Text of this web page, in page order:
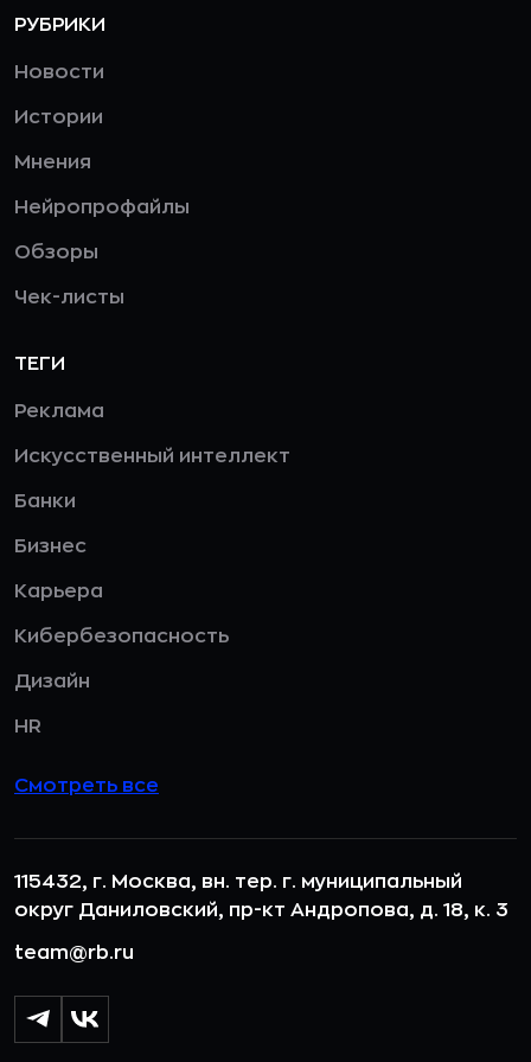
РУБРИКИ
Новости
Истории
Мнения
Нейропрофайлы
Обзоры
Чек-листы
ТЕГИ
Реклама
Искусственный интеллект
Банки
Бизнес
Карьера
Кибербезопасность
Дизайн
HR
Смотреть все
115432, г. Москва, вн. тер. г. муниципальный
округ Даниловский, пр-кт Андропова, д. 18, к. 3
team@rb.ru